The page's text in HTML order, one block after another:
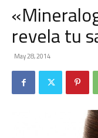
revela tu
May 28, 2014